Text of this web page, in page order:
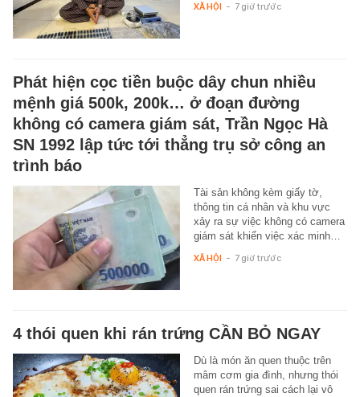
XÃ HỘI - 7 giờ trước
Phát hiện cọc tiền buộc dây chun nhiều
mệnh giá 500k, 200k… ở đoạn đường
không có camera giám sát, Trần Ngọc Hà
SN 1992 lập tức tới thẳng trụ sở công an
trình báo
Tài sản không kèm giấy tờ,
thông tin cá nhân và khu vực
xảy ra sự việc không có camera
giám sát khiến việc xác minh…
XÃ HỘI - 7 giờ trước
4 thói quen khi rán trứng CẦN BỎ NGAY
Dù là món ăn quen thuộc trên
mâm cơm gia đình, nhưng thói
quen rán trứng sai cách lại vô